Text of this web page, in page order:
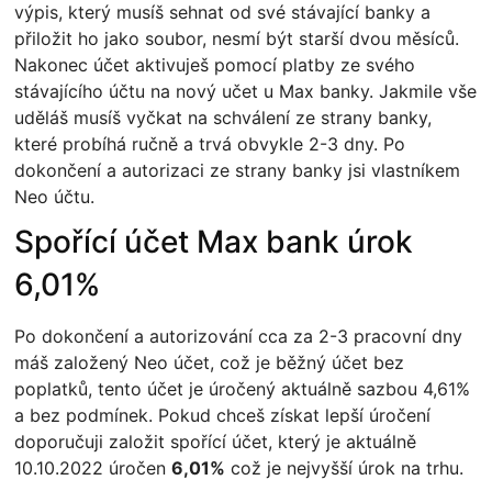
výpis, který musíš sehnat od své stávající banky a
přiložit ho jako soubor, nesmí být starší dvou měsíců.
Nakonec účet aktivuješ pomocí platby ze svého
stávajícího účtu na nový učet u Max banky. Jakmile vše
uděláš musíš vyčkat na schválení ze strany banky,
které probíhá ručně a trvá obvykle 2-3 dny. Po
dokončení a autorizaci ze strany banky jsi vlastníkem
Neo účtu.
Spořící účet Max bank úrok
6,01%
Po dokončení a autorizování cca za 2-3 pracovní dny
máš založený Neo účet, což je běžný účet bez
poplatků, tento účet je úročený aktuálně sazbou 4,61%
a bez podmínek. Pokud chceš získat lepší úročení
doporučuji založit spořící účet, který je aktuálně
10.10.2022 úročen6,01% což je nejvyšší úrok na trhu.